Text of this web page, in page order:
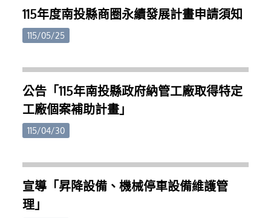
後，電費支出明顯減少，作物生長情形仍維持穩定，
對降低生產成本有實質幫助。部分示範案例更顯示，
在專業規劃配置下，可節省約三分之一至三分之二的
智慧科學的技術協助農友評估適合的燈具數量及照明
配置，在不影響作物生長的前提下提升節電效益，讓
農民能將省下的電費轉化為實質收益，提升產業競爭
力，獨霸鰲頭。歡迎縣內筊白筍農民及相關單位把握
機會申請。相關資訊可洽南投節電辦公室（049-
洽詢。
115年7月14日止，共計30日。三、 受理申請日期：自
中華民國115年6月15日起至115年7月14日止，共計30
日。四、 公告期間相關土地所有權人可至本府建設處
申請期間向本府提出申請。五、 土地所有權人申請交
格審查收件截止日前二個月內之都市計畫土地使用分
區證明書、土地登記（簿）謄本、地籍圖謄本。(三)
土地所有權人之身分證明文件；其為法人者，其法人
登記證明文件。屬影本者，並應切結與正本相符，所
(四)土地已設定他項權利，應檢附他項權利人同意於
辦理交換土地所有權移轉登記時，同時塗銷原設定他
項權利之同意書(格式如附件三)。(五)土地已興建臨時
建築使用者，應檢附臨時建築物權利人同意於勘查前
115年度南投縣商圈永續發展計畫申請須知
115/05/25
公告「115年南投縣政府納管工廠取得特定
工廠個案補助計畫」
115/04/30
宣導「昇降設備、機械停車設備維護管
理」